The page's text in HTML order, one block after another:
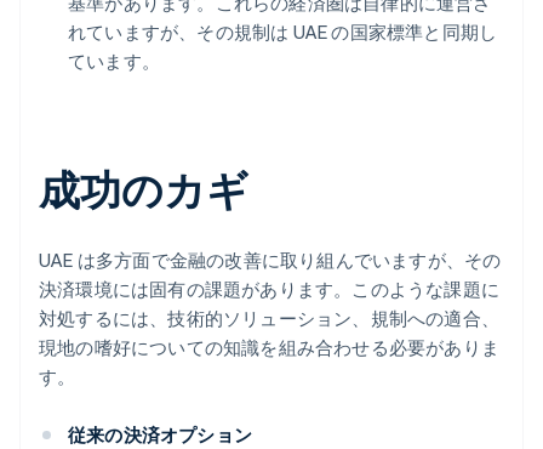
れていますが、その規制は UAE の国家標準と同期し
ています。
成功のカギ
UAE は多方面で金融の改善に取り組んでいますが、その
決済環境には固有の課題があります。このような課題に
対処するには、技術的ソリューション、規制への適合、
現地の嗜好についての知識を組み合わせる必要がありま
す。
従来の決済オプション